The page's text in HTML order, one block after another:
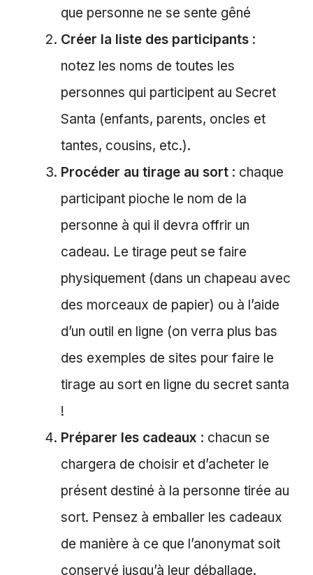
que personne ne se sente gêné
Créer la liste des participants :
notez les noms de toutes les
personnes qui participent au Secret
Santa (enfants, parents, oncles et
tantes, cousins, etc.).
Procéder au tirage au sort : chaque
participant pioche le nom de la
personne à qui il devra offrir un
cadeau. Le tirage peut se faire
physiquement (dans un chapeau avec
des morceaux de papier) ou à l’aide
d’un outil en ligne (on verra plus bas
des exemples de sites pour faire le
tirage au sort en ligne du secret santa
!
Préparer les cadeaux : chacun se
chargera de choisir et d’acheter le
présent destiné à la personne tirée au
sort. Pensez à emballer les cadeaux
de manière à ce que l’anonymat soit
conservé jusqu’à leur déballage.